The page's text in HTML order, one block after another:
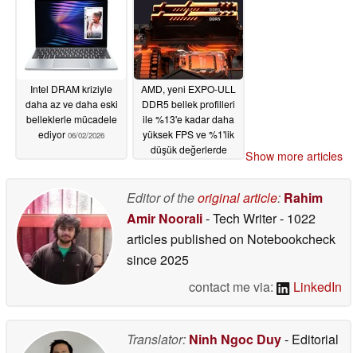
Intel DRAM kriziyle
daha az ve daha eski
belleklerle mücadele
ediyor 06/02/2026
AMD, yeni EXPO-ULL
DDR5 bellek profilleri
ile %13'e kadar daha
yüksek FPS ve %1'lik
düşük değerlerde
06/02/2026
Show more articles
Editor of theoriginal article: Rahim
Amir Noorali- Tech Writer- 1022
articles published on Notebookcheck
since 2025
contact me via:
LinkedIn
Translator: Ninh Ngoc Duy- Editorial